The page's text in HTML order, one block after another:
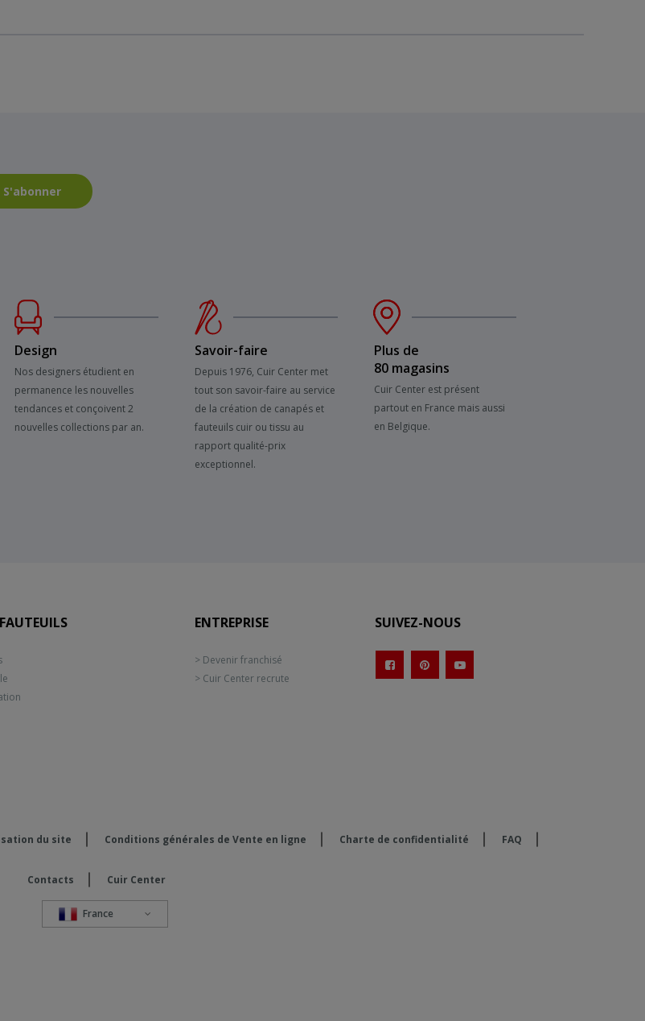
S'abonner
Design
Nos designers étudient en
permanence les nouvelles
tendances et conçoivent 2
nouvelles collections par an.
Savoir-faire
Depuis 1976, Cuir Center met
tout son savoir-faire au service
de la création de canapés et
fauteuils cuir ou tissu au
rapport qualité-prix
exceptionnel.
Plus de
80 magasins
Cuir Center est présent
partout en France mais aussi
en Belgique.
ENTREPRISE
> Devenir franchisé
> Cuir Center recrute
SUIVEZ-NOUS
du site Conditions générales de Vente en ligne Charte de confidentialité FAQ
Contacts Cuir Center
France